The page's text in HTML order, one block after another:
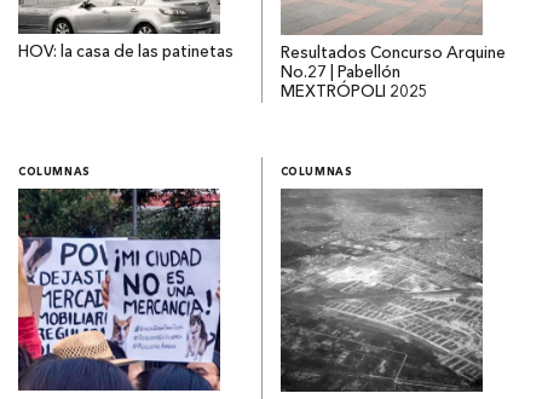
HOV: la casa de las patinetas
Resultados Concurso Arquine
No.27 | Pabellón
MEXTRÓPOLI 2025
COLUMNAS COLUMNAS